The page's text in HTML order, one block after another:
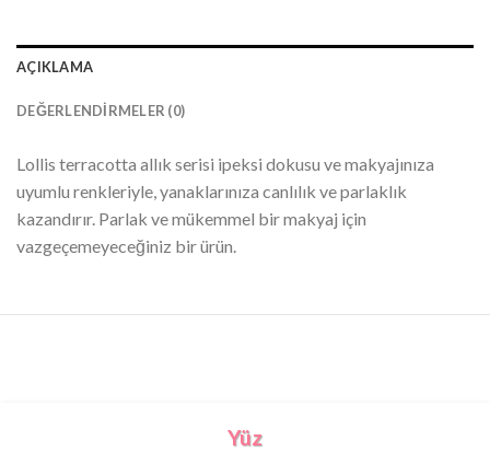
AÇIKLAMA
DEĞERLENDIRMELER (0)
Lollis terracotta allık serisi ipeksi dokusu ve makyajınıza
uyumlu renkleriyle, yanaklarınıza canlılık ve parlaklık
kazandırır. Parlak ve mükemmel bir makyaj için
vazgeçemeyeceğiniz bir ürün.
Yüz